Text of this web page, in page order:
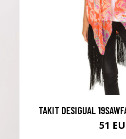
TAKIT DESIGUAL
51